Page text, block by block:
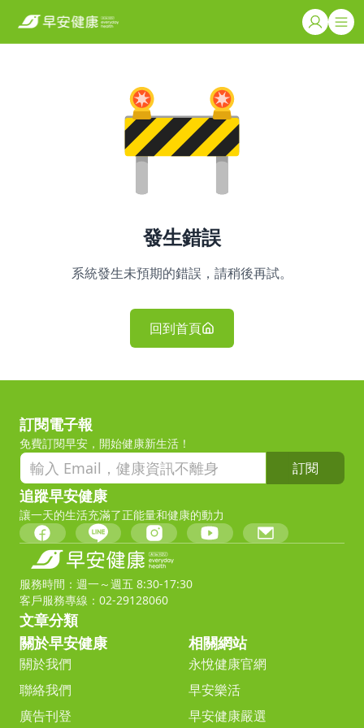
發生錯誤
系統發生未預期的錯誤，請稍後再試。
回到首頁
訂閱電子報
免費訂閱早安，開始健康新生活！
訂閱
追蹤早安健康
讓一天的生活充滿了正能量和健康的動力
服務時間：週一～週五 8:30-17:30
客戶服務專線：02-29128060
文章分類
關於早安健康
關於我們
聯絡我們
廣告刊登
相關網站
永悅健康官網
早安樂活
早安健康嚴選